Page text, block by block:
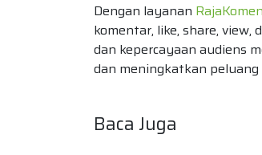
Dengan layanan
komentar, like, share,
dan kepercayaan audiens
dan meningkatkan
Baca Juga